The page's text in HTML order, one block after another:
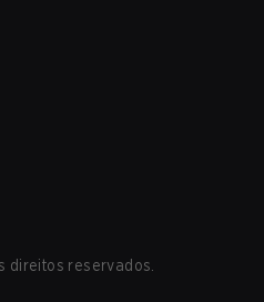
direitos reservados.